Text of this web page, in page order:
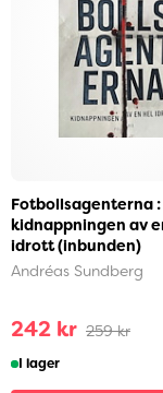
Fotbollsagenterna :
kidnappningen av
idrott (inbunden)
Andréas Sundberg
242 kr 259 kr
I lager